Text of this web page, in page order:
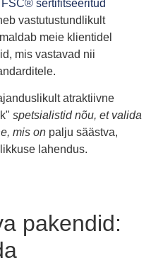
FSC® sertifitseeritud
vastutustundlikult
meie klientidel
mis vastavad nii
atraktiivne
spetsialistid nõu, et valida
mis on palju säästva,
lahendus.
pakendid: